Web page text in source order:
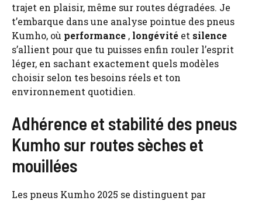
trajet en plaisir, même sur routes dégradées. Je
t’embarque dans une analyse pointue des pneus
Kumho, où performance , longévité et silence
s’allient pour que tu puisses enfin rouler l’esprit
léger, en sachant exactement quels modèles
choisir selon tes besoins réels et ton
environnement quotidien.
Adhérence et stabilité des pneus
Kumho sur routes sèches et
mouillées
Les pneus Kumho 2025 se distinguent par